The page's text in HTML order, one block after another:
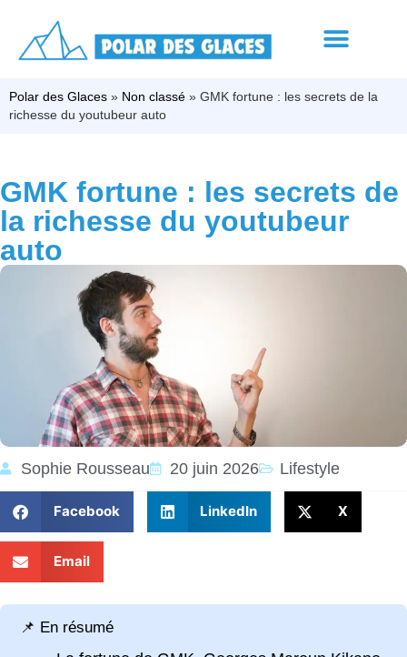
Polar des Glaces » Non classé » GMK fortune : les secrets de la
richesse du youtubeur auto
GMK fortune : les secrets de
la richesse du youtubeur
auto
Sophie Rousseau 20 juin 2026 Lifestyle
Facebook LinkedIn X
Email
📌 En résumé